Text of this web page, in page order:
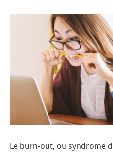
Le burn-out, ou syndrome